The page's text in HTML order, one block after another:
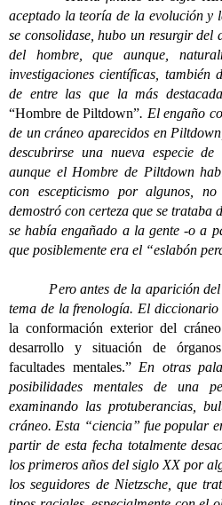
aceptado la teoría de la evolución y
se consolidase, hubo un resurgir del
del hombre, que aunque,
investigaciones científicas, también
de entre las que la más
“Hombre de Piltdown”. El engaño
de un cráneo aparecidos en
descubrirse una nueva especie de
aunque el Hombre de Piltdown
con escepticismo por algunos,
demostró con certeza que se trataba
se había engañado a la gente -o a
que posiblemente era el “eslabón
Pero antes de la aparición del
tema de la frenología. El
la conformación exterior del
desarrollo y situación de
facultades mentales.”En otras
posibilidades mentales de una
examinando las protuberancias,
cráneo. Esta “ciencia” fue popular
partir de esta fecha totalmente
los primeros años del siglo XX por
los seguidores de Nietzsche, que